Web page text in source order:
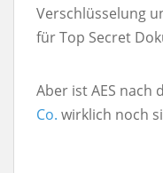
Verschlüsselung
für Top Secret
Aber ist AES nach
Co. wirklich noch